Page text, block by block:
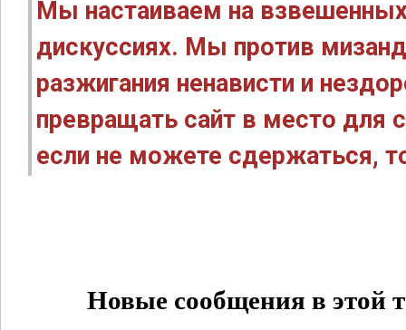
Мы настаиваем на
дискуссиях. Мы против
разжигания ненависти и
превращать сайт в место для
если не можете сдержаться,
Новые сообщения в этой